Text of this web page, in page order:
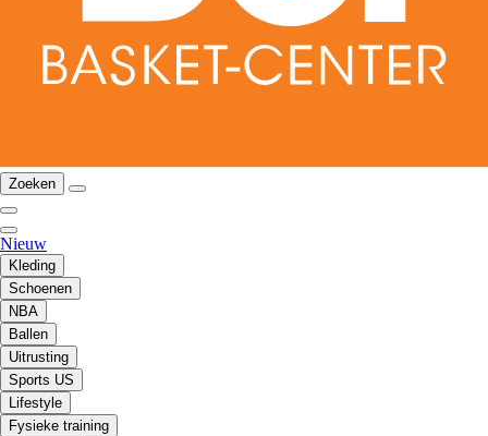
Zoeken
Nieuw
Kleding
Schoenen
NBA
Ballen
Uitrusting
Sports US
Lifestyle
Fysieke training